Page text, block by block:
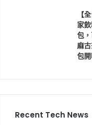
【
家
包
麻
包
Recent Tech News